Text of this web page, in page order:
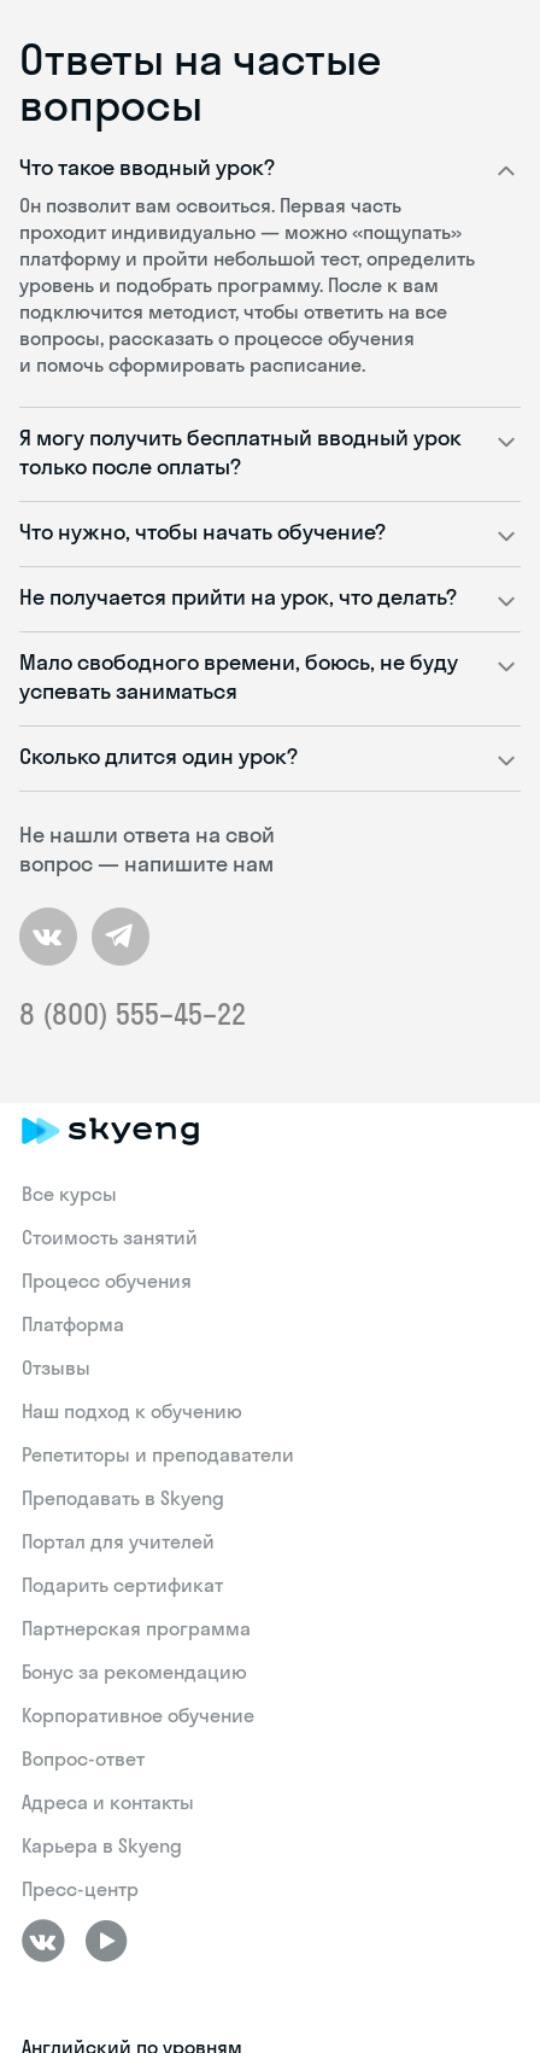
Ответы на частые
вопросы
Не нашли ответа на свой
вопрос — напишите нам
8 (800) 555–45–22
Что такое вводный урок?
Он позволит вам освоиться. Первая часть
проходит индивидуально — можно «пощупать»
платформу и пройти небольшой тест, определить
уровень и подобрать программу. После к вам
подключится методист, чтобы ответить на все
вопросы, рассказать о процессе обучения
и помочь сформировать расписание.
Я могу получить бесплатный вводный урок
только после оплаты?
Что нужно, чтобы начать обучение?
Не получается прийти на урок, что делать?
Мало свободного времени, боюсь, не буду
успевать заниматься
Сколько длится один урок?
Все курсы
Стоимость занятий
Процесс обучения
Платформа
Отзывы
Наш подход к обучению
Репетиторы и преподаватели
Преподавать в Skyeng
Портал для учителей
Подарить сертификат
Партнерская программа
Бонус за рекомендацию
Корпоративное обучение
Вопрос-ответ
Адреса и контакты
Карьера в Skyeng
Пресс-центр
Английский по уровням